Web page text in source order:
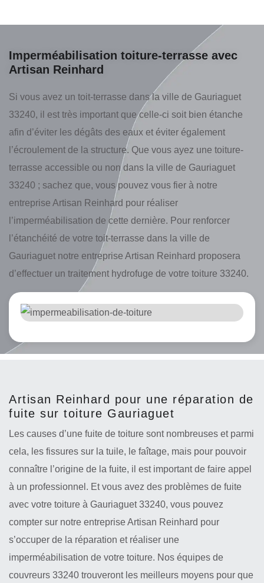
Imperméabilisation toiture-terrasse avec
Artisan Reinhard
Si vous avez un toit-terrasse dans la ville de Gauriaguet
33240, il est très important que celle-ci soit bien étanche
afin d’éviter les dégâts des eaux et éviter également
l’écroulement de la structure. Que vous ayez une toiture-
terrasse accessible ou non dans la ville de Gauriaguet
33240 ; sachez que, vous pouvez vous fier à notre
entreprise Artisan Reinhard pour réaliser
l’imperméabilisation de cette dernière. Pour renforcer
l’étanchéité de votre toit-terrasse dans la ville de
Gauriaguet notre entreprise Artisan Reinhard proposera
d’effectuer un traitement hydrofuge de votre toiture 33240.
Artisan Reinhard pour une réparation de
fuite sur toiture Gauriaguet
Les causes d’une fuite de toiture sont nombreuses et parmi
cela, les fissures sur la tuile, le faîtage, mais pour pouvoir
connaître l’origine de la fuite, il est important de faire appel
à un professionnel. Et vous avez des problèmes de fuite
avec votre toiture à Gauriaguet 33240, vous pouvez
compter sur notre entreprise Artisan Reinhard pour
s’occuper de la réparation et réaliser une
imperméabilisation de votre toiture. Nos équipes de
couvreurs 33240 trouveront les meilleurs moyens pour que